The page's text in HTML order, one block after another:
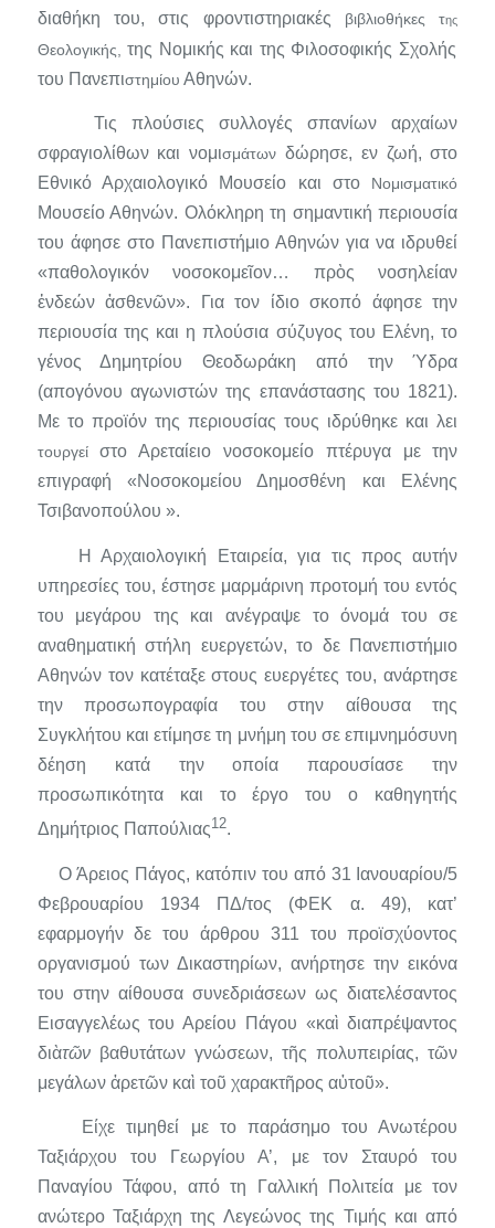
διαθήκη του, στις φροντιστηριακές βιβλιοθήκες της
Θεολογικής,
της Νομικής και της Φιλοσοφικής Σχολής
του Πανεπι­στημίου Αθηνών.
Τις πλούσιες συλλογές σπανίων αρχαίων
σφραγιολίθων και νομι­σμάτων δώρησε, εν ζωή, στο
Εθνικό Αρχαιολογικό Μουσείο και στο Νομισματικό
Μουσείο Αθηνών. Ολόκληρη τη σημαντική περιουσία
του άφησε στο Πανεπιστήμιο Αθηνών για να ιδρυθεί
«παθολογικόν νοσοκομεῖον… πρὸς νοσηλείαν
ἐνδεών ἀσθενῶν». Για τον ίδιο σκοπό άφησε την
περιουσία της και η πλούσια σύζυγος του Ελένη, το
γένος Δημη­τρίου Θεοδωράκη από την Ύδρα
(απογόνου αγωνιστών της επανά­στασης του 1821).
Με το προϊόν της περιουσίας τους ιδρύθηκε και λει­
τουργείστο Αρεταίειο νοσοκομείο πτέρυγα με την
επιγραφή «Νοσο­κομείου Δημοσθένη και Ελένης
Τσιβανοπούλου ».
Η Αρχαιολογική Εταιρεία, για τις προς αυτήν
υπηρεσίες του, έστη­σε μαρμάρινη προτομή του εντός
του μεγάρου της και ανέγραψε το όνομά του σε
αναθηματική στήλη ευεργετών, το δε Πανεπιστήμιο
Αθηνών τον κατέταξε στους ευεργέτες του, ανάρτησε
την προσωπογραφία του στην αίθουσα της
Συγκλήτου και ετίμησε τη μνήμη του σε επιμνη­μόσυνη
δέηση κατά την οποία παρουσίασε την
προσωπικότητα και το έργο του ο καθηγητής
Δημήτριος Παπούλιας12.
Ο Άρειος Πάγος, κατόπιν του από 31 Ιανουαρίου/5
Φεβρουαρίου 1934 ΠΔ/τος (ΦΕΚ α. 49), κατ’
εφαρμογήν δε του άρθρου 311 του προϊσχύοντος
οργανισμού των Δικαστηρίων, ανήρτησε την εικόνα
του στην αίθουσα συνεδριάσεων ως διατελέσαντος
Εισαγγελέως του Αρεί­ου Πάγου «καὶ διαπρέψαντος
διὰτῶνβαθυτάτων γνώσεων, τῆς πολυπειρίας, τῶν
μεγάλων ἀρετῶν καὶ τοῦ χαρακτῆρος αὐτοῦ».
Είχε τιμηθεί με το παράσημο του Ανωτέρου
Ταξιάρχου του Γεωργί­ου Α’, με τον Σταυρό του
Παναγίου Τάφου, από τη Γαλλική Πολιτεία με τον
ανώτερο Ταξιάρχη της Λεγεώνος της Τιμής και από